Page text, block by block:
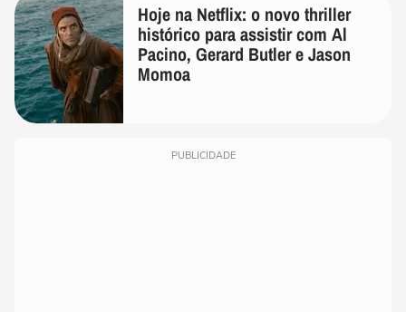
Hoje na Netflix: o novo thriller
histórico para assistir com Al
Pacino, Gerard Butler e Jason
Momoa
PUBLICIDADE